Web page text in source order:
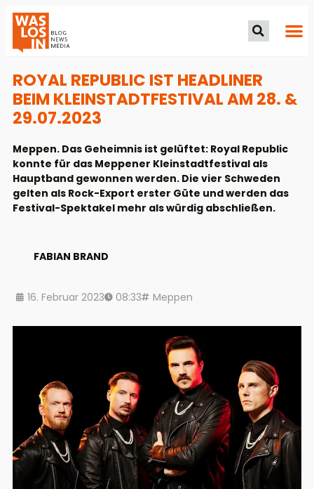
ROYAL REPUBLIC IST HEADLINER
BEIM KLEINSTADTFESTIVAL AM 28. &
29.07.2023
Meppen. Das Geheimnis ist gelüftet: Royal Republic
konnte für das Meppener Kleinstadtfestival als
Hauptband gewonnen werden. Die vier Schweden
gelten als Rock-Export erster Güte und werden das
Festival-Spektakel mehr als würdig abschließen.
FABIAN BRAND
16. Februar 2023 08:33 Meppen